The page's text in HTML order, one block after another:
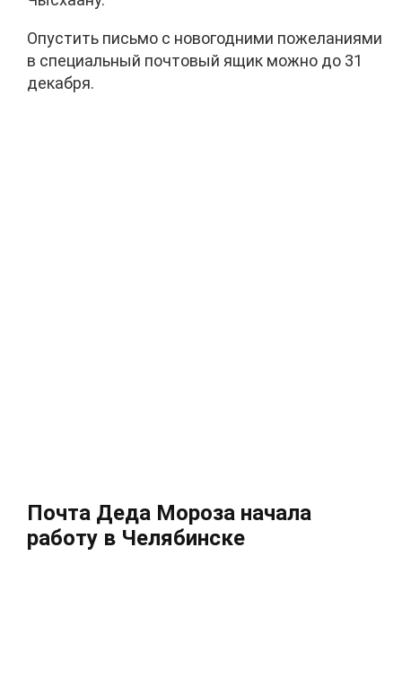
Опустить письмо с новогодними пожеланиями
в специальный почтовый ящик можно до 31
декабря.
Почта Деда Мороза начала
работу в Челябинске